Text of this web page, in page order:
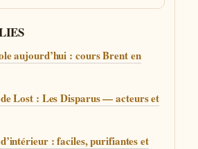
aujourd’hui : cours Brent en
Lost : Les Disparus — acteurs et
: faciles, purifiantes et